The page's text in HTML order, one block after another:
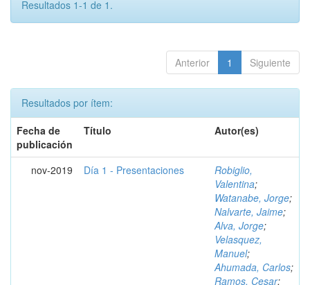
Resultados 1-1 de 1.
Anterior 1 Siguiente
Resultados por ítem:
Fecha de
publicación
Título Autor(es)
nov-2019 Día 1 - Presentaciones
Robiglio,
Valentina;
Watanabe, Jorge;
Nalvarte, Jaime;
Alva, Jorge;
Velasquez,
Manuel;
Ahumada, Carlos;
Ramos, Cesar;